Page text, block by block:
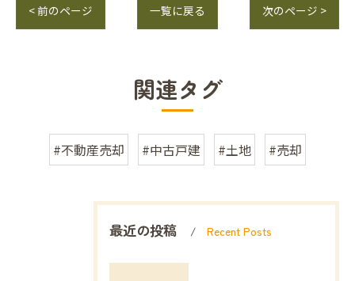
< 前のページ 一覧に戻る 次のページ >
関連タグ
#不動産売却 #中古戸建 #土地 #売却
最近の投稿 Recent Posts